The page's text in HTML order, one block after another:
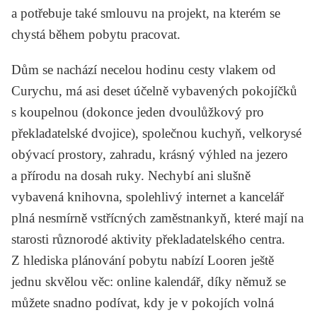
a potřebuje také smlouvu na projekt, na kterém se
chystá během pobytu pracovat.
Dům se nachází necelou hodinu cesty vlakem od
Curychu, má asi deset účelně vybavených pokojíčků
s koupelnou (dokonce jeden dvoulůžkový pro
překladatelské dvojice), společnou kuchyň, velkorysé
obývací prostory, zahradu, krásný výhled na jezero
a přírodu na dosah ruky. Nechybí ani slušně
vybavená knihovna, spolehlivý internet a kancelář
plná nesmírně vstřícných zaměstnankyň, které mají na
starosti různorodé aktivity překladatelského centra.
Z hlediska plánování pobytu nabízí Looren ještě
jednu skvělou věc: online kalendář, díky němuž se
můžete snadno podívat, kdy je v pokojích volná